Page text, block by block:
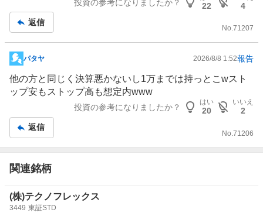
う。ただし控えめに言って、この本決算、来期ガイダン
ス、新中計は高く評価されて良い内容だし、今の株価水準
に留まるほど市場は鈍感ではないと俺は思ってる。でも、
AI半導体セクターに相次ぐ、好決算からの株価下落を見て
て思うのは、セクターの許容PERが切り下がりつつある
のでは？ということ。地合いの影響もあるにせよ、以前の
ような数年後の利益まで先回りして高PERを付ける相場
から、EPSの成長によって株価がついてくる相場に転換
しつつあると、俺自身の考え方をアップデートしなければ
と感じている。とは言え、
ーは依然として強く、少なくとも時価総額数倍〜十数倍の
ポテンシャルを秘めてるという見方は全く変わっていな
決算だったし、想定よりも株価反映にもう少し時間がかか
るかもしれないというだけの話。最後に、PTSはアテにな
らないことも多いから、これで月曜日の下落が確定したわ
けでもなんでもなくて、普通に上がる可能性もあると見て
投資の参考になりましたか？ 22
4
返信
No.71207
掲
示
板
事
パタヤ 2026/8/8 1:52報告
他の方と同じく決算悪かないし1万までは持っとこwスト
ップ安もストップ高も想定内www
投資の参考になりましたか？
はい
20
いいえ
2
返信
No. 71206
関連銘柄
(株)テクノフレックス
3449 東証STD